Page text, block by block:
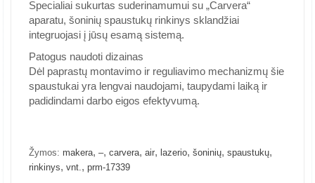
Specialiai sukurtas suderinamumui su „Carvera“
aparatu, šoninių spaustukų rinkinys sklandžiai
integruojasi į jūsų esamą sistemą.
Patogus naudoti dizainas
Dėl paprastų montavimo ir reguliavimo mechanizmų šie
spaustukai yra lengvai naudojami, taupydami laiką ir
padidindami darbo eigos efektyvumą.
Žymos: makera, –, carvera, air, lazerio, šoninių, spaustukų,
rinkinys, vnt., prm-17339